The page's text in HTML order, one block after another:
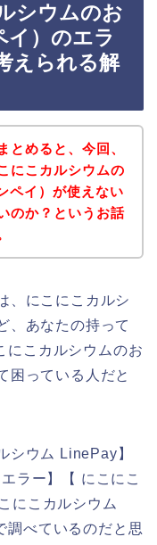
シウムのお
イ）のエラ
えられる解
とめると、今回、
にこカルシウムの
ペイ）が使えない
のか？というお話
、にこにこカルシ
、あなたの持って
にこカルシウムのお
困っている人だと
シウム LinePay】
ラー】【 にこにこ
にこカルシウム
べているのだと思